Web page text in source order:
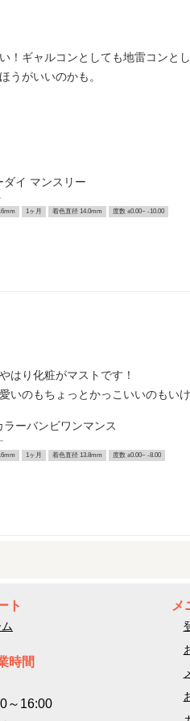
！ギャルコンとしても地雷コンと
うがいいのかも。
ダイ マンスリー
1ヶ月 着色直径 14.0mm 度数 ±0.00~ -10.00
はり化粧がマストです！
いのもちょっとかっこいいのもい
ラーバンビワンマンス
1ヶ月 着色直径 13.8mm 度数 ±0.00~ -8.00
ト
時間
～16:00
メ